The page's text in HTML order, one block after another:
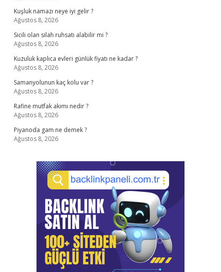
Kuşluk namazı neye iyi gelir ?
Ağustos 8, 2026
Sicili olan silah ruhsatı alabilir mi ?
Ağustos 8, 2026
Kuzuluk kaplıca evleri günlük fiyatı ne kadar ?
Ağustos 8, 2026
Samanyolunun kaç kolu var ?
Ağustos 8, 2026
Rafine mutfak akımı nedir ?
Ağustos 8, 2026
Piyanoda gam ne demek ?
Ağustos 8, 2026